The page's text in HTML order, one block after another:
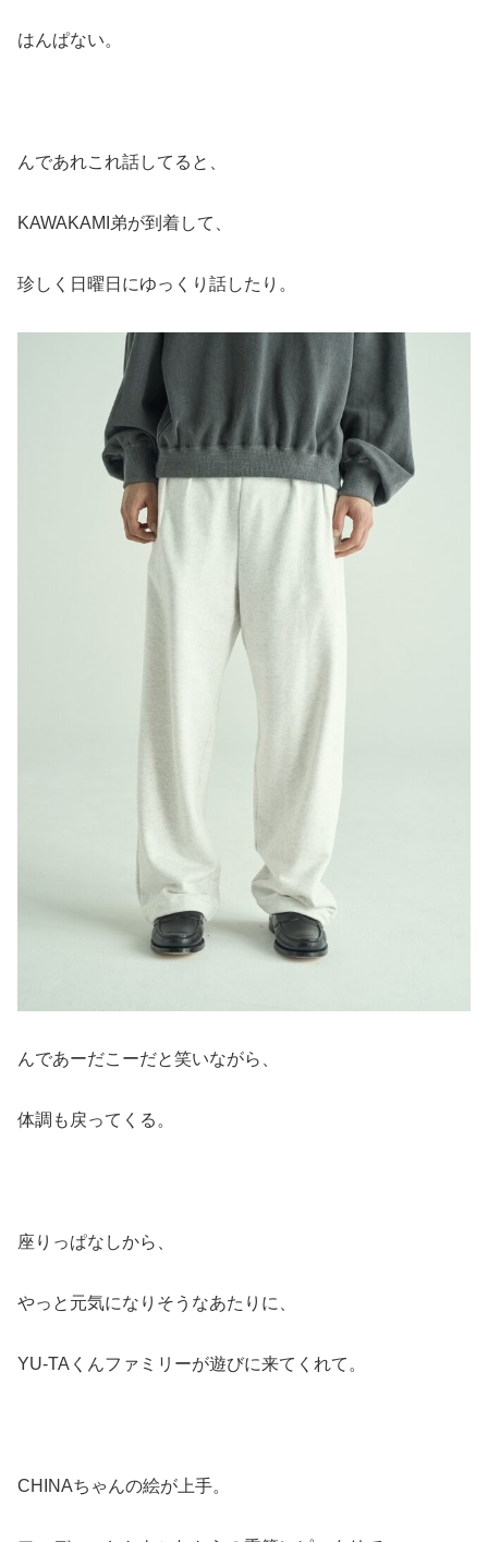
はんぱない。
んであれこれ話してると、
KAWAKAMI弟が到着して、
珍しく日曜日にゆっくり話したり。
んであーだこーだと笑いながら、
体調も戻ってくる。
座りっぱなしから、
やっと元気になりそうなあたりに、
YU-TAくんファミリーが遊びに来てくれて。
CHINAちゃんの絵が上手。